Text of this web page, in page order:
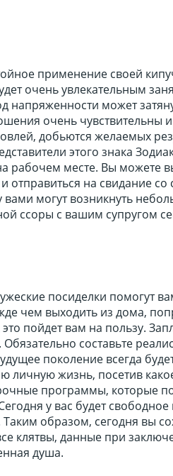
применение своей
очень увлекательным
напряженности может
очень чувствительны
добьются желаемых
этого знака
рабочем месте. Вы можете
отправиться на свидание
могут возникнуть
ссоры с вашим супругом
посиделки помогут
чем выходить из дома,
пойдет вам на пользу.
составьте
поколение всегда
личную жизнь, посетив
программы, которые
у вас будет
Таким образом, сегодня вы
клятвы, данные при
душа.